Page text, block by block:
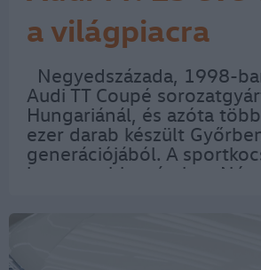
a világpiacra
Negyedszázada, 1998-
Audi TT Coupé
Hungariánál, és azóta
ezer darab készült
generációjából. A
legnagyobb számban
Államokba, Franciaország